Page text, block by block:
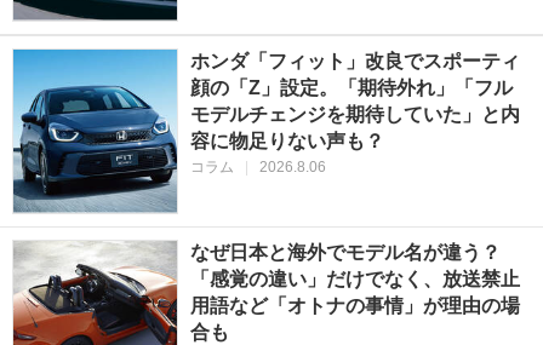
ホンダ「フィット」改良でスポーティ
顔の「Z」設定。「期待外れ」「フル
モデルチェンジを期待していた」と内
容に物足りない声も？
コラム 2026.8.06
なぜ日本と海外でモデル名が違う？
「感覚の違い」だけでなく、放送禁止
用語など「オトナの事情」が理由の場
合も